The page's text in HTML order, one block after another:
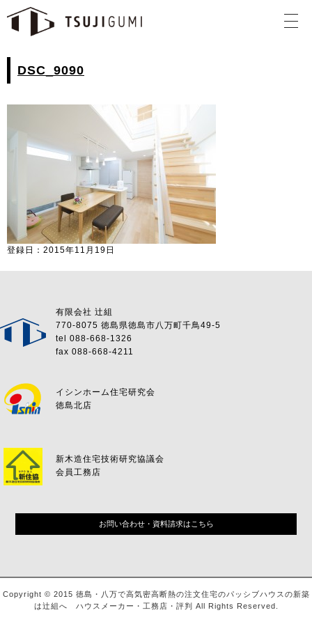
DSC_9090
登録日：2015年11月19日
有限会社 辻組
770-8075 徳島県徳島市八万町千鳥49-5
tel 088-668-1326
fax 088-668-4211
イシンホーム住宅研究会
徳島北店
新木造住宅技術研究協議会
会員工務店
お問い合わせ・資料請求はこちら
Copyright © 2015 徳島・八万で高気密高断熱の注文住宅のパッシブハウスの新築
は辻組へ ハウスメーカー・工務店・評判 All Rights Reserved.